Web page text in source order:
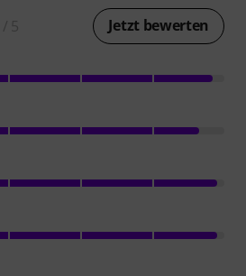
Jetzt bewerten